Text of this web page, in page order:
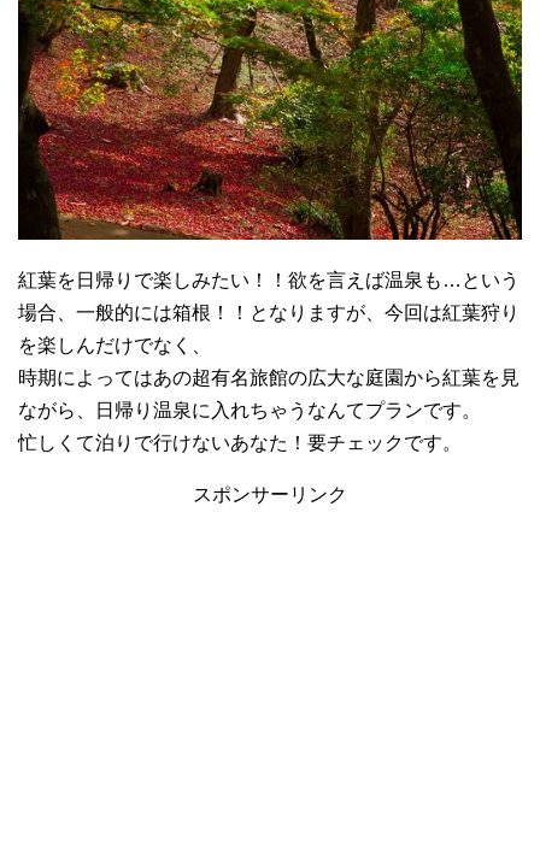
紅葉を日帰りで楽しみたい！！欲を言えば温泉も…という
場合、一般的には箱根！！となりますが、今回は紅葉狩り
を楽しんだけでなく、
時期によってはあの超有名旅館の広大な庭園から紅葉を見
ながら、日帰り温泉に入れちゃうなんてプランです。
忙しくて泊りで行けないあなた！要チェックです。
スポンサーリンク